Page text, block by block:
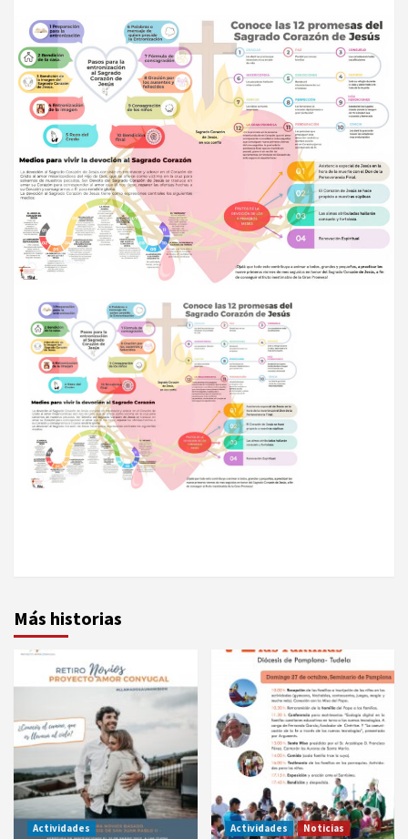
Más historias
Actividades Actividades Noticias